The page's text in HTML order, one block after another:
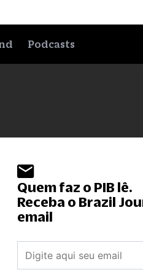
Podcasts
Quem faz o PIB lê.
Receba o Brazil
email